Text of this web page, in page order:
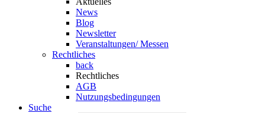
News
Blog
Newsletter
Veranstaltungen/ Messen
Rechtliches
back
Rechtliches
AGB
Nutzungsbedingungen
Suche